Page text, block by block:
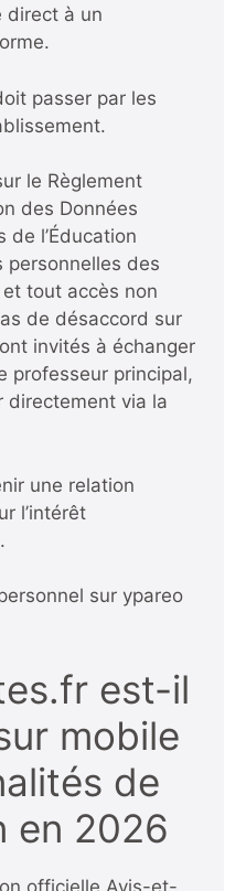
direct à un
passer par les
le Règlement
des Données
de l’Éducation
personnelles des
tout accès non
de désaccord sur
invités à échanger
professeur principal,
directement via la
une relation
l’intérêt
sur ypareo
est-il
mobile
de
en 2026
officielle Avis-et-